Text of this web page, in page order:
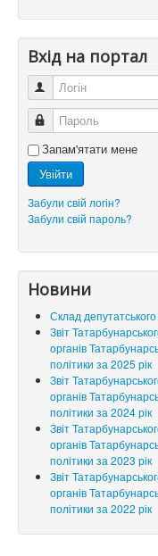
Вхід на портал
Логін
Пароль
Запам'ятати мене
Увійти
Забули свій логін?
Забули свій пароль?
Новини
Склад
Звіт
органів
політики за 2025 рік
Звіт
органів
політики за 2024 рік
Звіт
органів
політики за 2023 рік
Звіт
органів
політики за 2022 рік